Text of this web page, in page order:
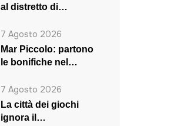
al distretto di
7 Agosto 2026
Mar Piccolo: partono
le bonifiche nel
7 Agosto 2026
La città dei giochi
ignora il